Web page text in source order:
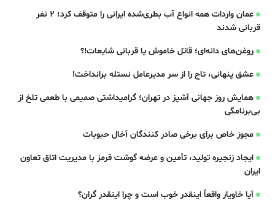
عمان واردات همه انواع آب بطری‌شده ایرانی را متوقف کرد؛ 2 نفر
قربانی شدند
روغن‌های دانه‌ای؛ قاتل خاموش یا قربانی شایعات!؟
عشق پنهانی، تاج را از سر مدیرعامل نستله برانداخت!
همایش روز جهانی آشپز در تهران؛ گرامیداشتی صمیمی با طعمی تلخ از
بی‌برنامگی
مجوز خاص برای برخی صادر کنندگان آخال حبوبات
ایجاد زنجیره تولید، تأمین و عرضه گوشت قرمز با مدیریت اتاق تعاون
ایران
آیا خاویار واقعاً اینقدر خوب است و چرا اینقدر گران؟